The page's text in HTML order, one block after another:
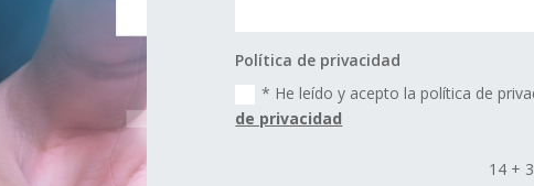
Política de privacidad
* He leído y acepto la política de
de privacidad
14 + 3